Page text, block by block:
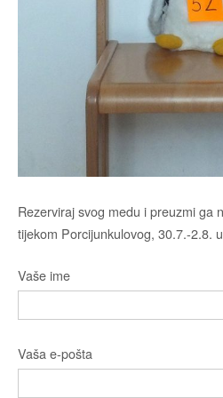
Rezerviraj svog medu i preuzmi ga
tijekom Porcijunkulovog, 30.7.-2.8.
Vaše ime
Vaša e-pošta